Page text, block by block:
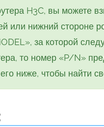
H3C, вы можете
или нижний стороне
за которой
то номер «P/N»
ниже, чтобы найти